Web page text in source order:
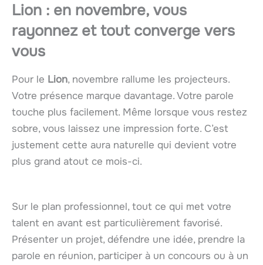
Lion : en novembre, vous
rayonnez et tout converge vers
vous
Pour le Lion, novembre rallume les projecteurs.
Votre présence marque davantage. Votre parole
touche plus facilement. Même lorsque vous restez
sobre, vous laissez une impression forte. C’est
justement cette aura naturelle qui devient votre
plus grand atout ce mois-ci.
Sur le plan professionnel, tout ce qui met votre
talent en avant est particulièrement favorisé.
Présenter un projet, défendre une idée, prendre la
parole en réunion, participer à un concours ou à un